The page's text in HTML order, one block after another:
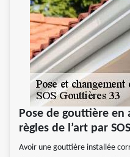
Pose de gouttière en
règles de l’art par
Avoir une gouttière installée